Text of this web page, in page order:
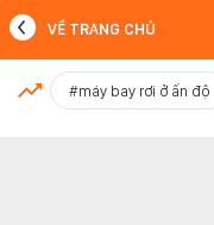
MỚI NHẤT
VỀ TRANG CHỦ
#máy bay rơi ở ấn độ